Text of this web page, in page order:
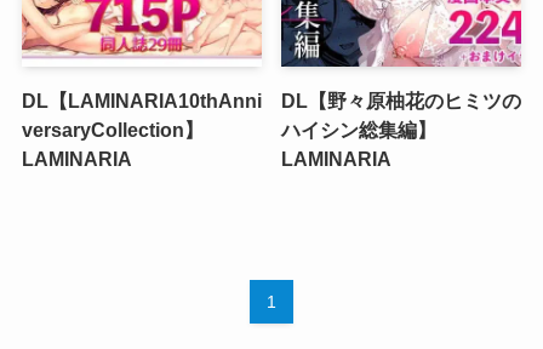
DL【LAMINARIA10thAnni
versaryCollection】
LAMINARIA
DL【野々原柚花のヒミツの
ハイシン総集編】
LAMINARIA
1